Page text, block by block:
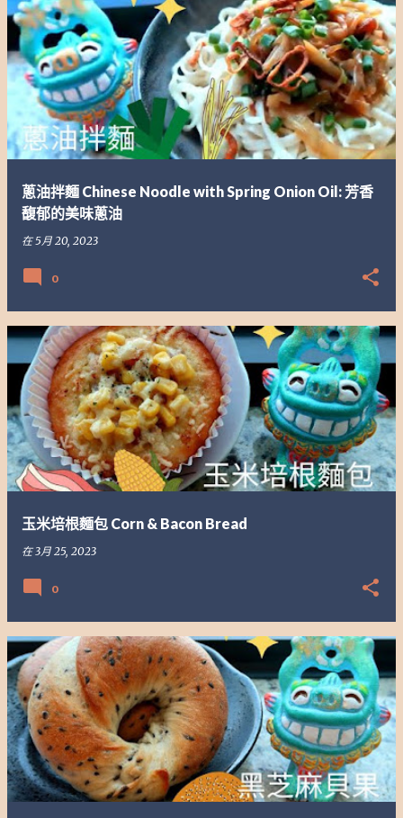
蔥油拌麵 Chinese Noodle with Spring Onion Oil: 芳香
馥郁的美味蔥油
在5月 20, 2023
0
玉米培根麵包 Corn & Bacon Bread
在3月 25, 2023
0